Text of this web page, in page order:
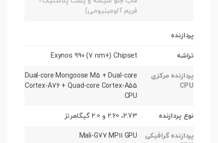
فریم آلومینیومی)
پردازنده
تراشه Exynos 990 (7 nm+) Chipset
پردازنده مرکزی
CPU
Dual-core Mongoose M5 + Dual-core
Cortex-A76 + Quad-core Cortex-A55
CPU
نوع پردازنده 2.73، 2.60 و 2.0 گیگاهرتز
پردازنده گرافیکی
Mali-G77 MP11 GPU